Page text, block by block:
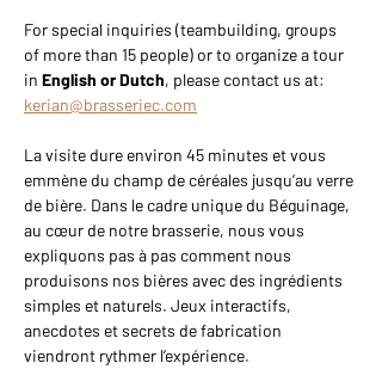
For special inquiries (teambuilding, groups
of more than 15 people) or to organize a tour
in English or Dutch, please contact us at:
kerian@brasseriec.com
La visite dure environ 45 minutes et vous
emmène du champ de céréales jusqu’au verre
de bière. Dans le cadre unique du Béguinage,
au cœur de notre brasserie, nous vous
expliquons pas à pas comment nous
produisons nos bières avec des ingrédients
simples et naturels. Jeux interactifs,
anecdotes et secrets de fabrication
viendront rythmer l’expérience.